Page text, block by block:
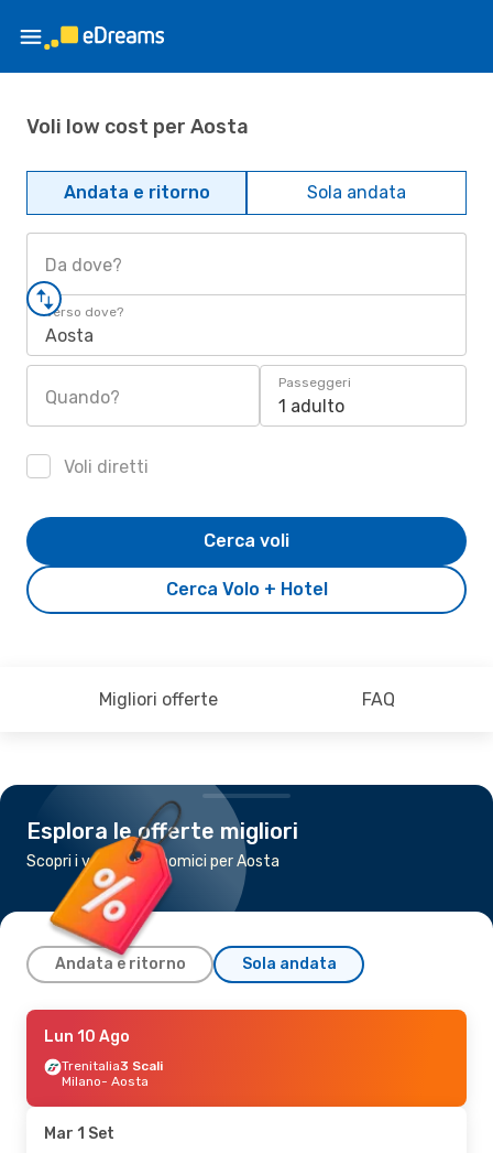
Voli low cost per Aosta
Andata e ritorno Sola andata
Da dove?
Verso dove?
Aosta
Quando?
Passeggeri
1 adulto
Voli diretti
Cerca Volo + Hotel
Cerca voli
Migliori offerte FAQ
Esplora le offerte migliori
Scopri i voli più economici per Aosta
Andata e ritorno Sola andata
Sab 3 Ott- Gio 8 Ott
Trenitalia4 Scali
Ferrara - Aosta
Aosta- Ferrara
Lun 10 Ago
Trenitalia3 Scali
Milano- Aosta
Mar 1 Set